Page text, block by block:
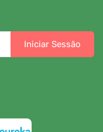
Iniciar Sessão